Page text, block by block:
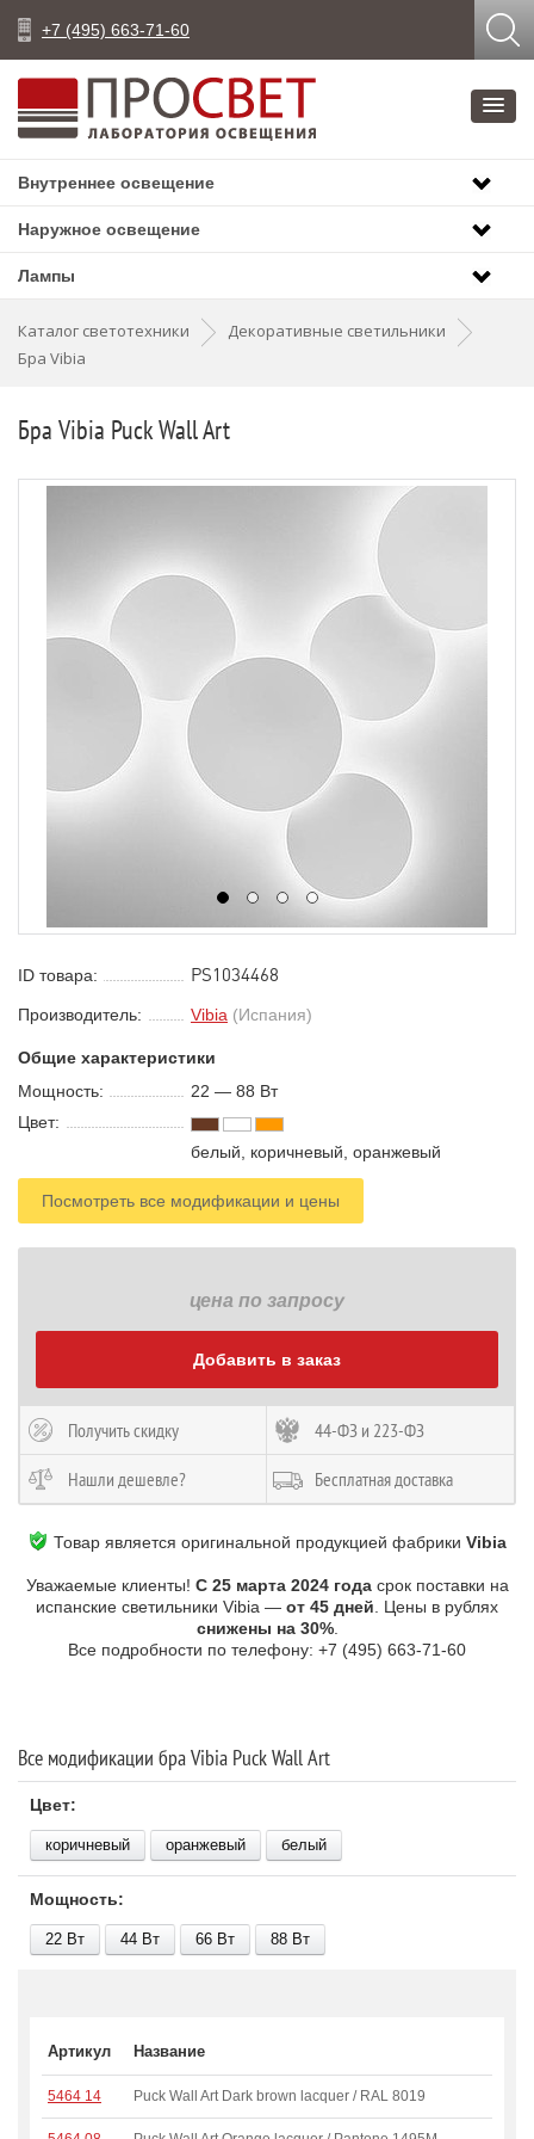
+7 (495) 663-71-60
Внутреннее освещение
Наружное освещение
Лампы
Каталог светотехники
Декоративные светильники
Бра Vibia
Бра Vibia Puck Wall Art
ID товара: PS1034468
Производитель: Vibia (Испания)
Общие характеристики
Мощность:
22 — 88 Вт
Цвет:
белый, коричневый, оранжевый
Посмотреть все модификации и цены
цена по запросу
Добавить в заказ
Получить скидку 44-ФЗ и 223-ФЗ
Нашли дешевле? Бесплатная доставка
Товар является оригинальной продукцией фабрики Vibia
Уважаемые клиенты! С 25 марта 2024 годасрок поставки на
испанские светильники Vibia — от 45 дней . Цены в рублях
снижены на 30%.
Все подробности по телефону: +7 (495) 663-71-60
Все модификации бра Vibia Puck Wall Art
Цвет:
коричневый оранжевый белый
Мощность:
22 Вт 44 Вт 66 Вт 88 Вт
Артикул Название
5464 14 Puck Wall Art Dark brown lacquer / RAL 8019